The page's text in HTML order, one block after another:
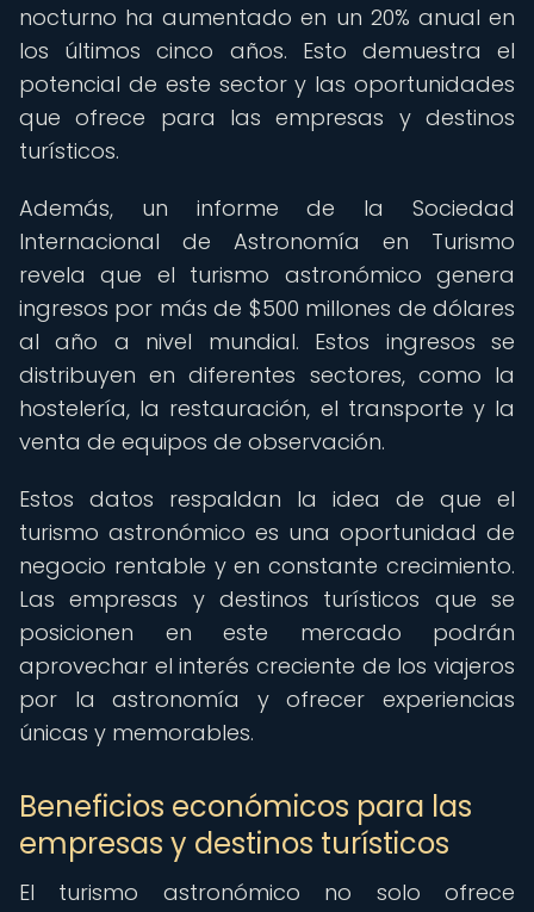
nocturno ha aumentado en un 20% anual en
los últimos cinco años. Esto demuestra el
potencial de este sector y las oportunidades
que ofrece para las empresas y destinos
turísticos.
Además, un informe de la Sociedad
Internacional de Astronomía en Turismo
revela que el turismo astronómico genera
ingresos por más de $500 millones de dólares
al año a nivel mundial. Estos ingresos se
distribuyen en diferentes sectores, como la
hostelería, la restauración, el transporte y la
venta de equipos de observación.
Estos datos respaldan la idea de que el
turismo astronómico es una oportunidad de
negocio rentable y en constante crecimiento.
Las empresas y destinos turísticos que se
posicionen en este mercado podrán
aprovechar el interés creciente de los viajeros
por la astronomía y ofrecer experiencias
únicas y memorables.
Beneficios económicos para las
empresas y destinos turísticos
El turismo astronómico no solo ofrece